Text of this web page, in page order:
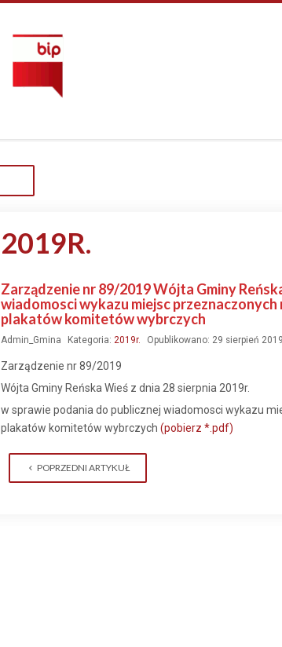
2019R.
Zarządzenie nr 89/2019 Wójta Gminy
wiadomosci wykazu miejsc
plakatów komitetów wybrczych
Admin_Gmina Kategoria: 2019r. Opublikowano: 29 sierpień 2019
Zarządzenie nr 89/2019
Wójta Gminy Reńska Wieś z dnia 28 sierpnia 2019r.
w sprawie podania do publicznej wiadomosci wykazu
plakatów komitetów wybrczych (pobierz *.pdf)
POPRZEDNI ARTYKUŁ